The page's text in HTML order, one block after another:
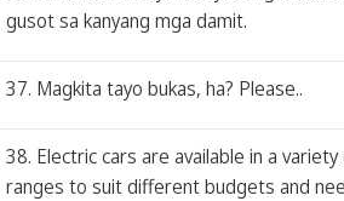
gusot sa kanyang mga damit.
37. Magkita tayo bukas, ha? Please..
38. Electric cars are available in a
ranges to suit different budgets and